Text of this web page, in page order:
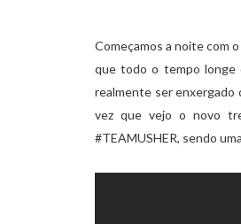
Começamos a noite com
que todo o tempo longe
realmente ser enxergado
vez que vejo o novo
#TEAMUSHER, sendo